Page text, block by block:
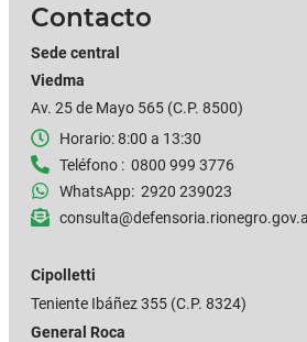
Contacto
Sede central
Viedma
Av. 25 de Mayo 565 (C.P. 8500)
Horario: 8:00 a 13:30
Teléfono : 0800 999 3776
WhatsApp: 2920 239023
Cipolletti
Teniente Ibáñez 355 (C.P. 8324)
General Roca